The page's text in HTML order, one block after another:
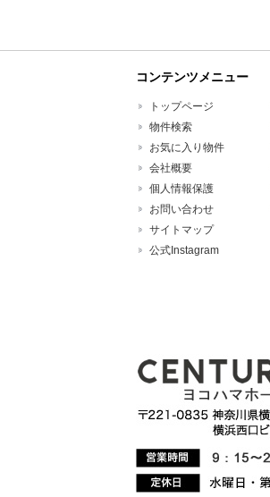
コンテンツメニュー
トップページ
物件検索
お気に入り物件
会社概要
個人情報保護
お問い合わせ
サイトマップ
公式Instagram